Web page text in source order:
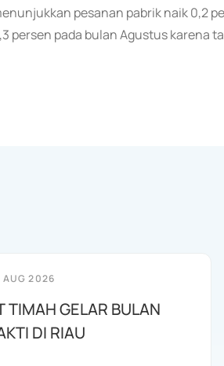
pesanan pabrik naik 0,2
persen pada bulan Agustus karena
AUG 2026
TIMAH GELAR BULAN
DI RIAU